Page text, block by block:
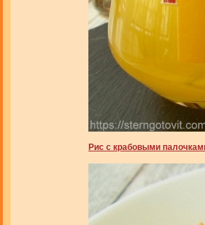
Рис с крабовыми